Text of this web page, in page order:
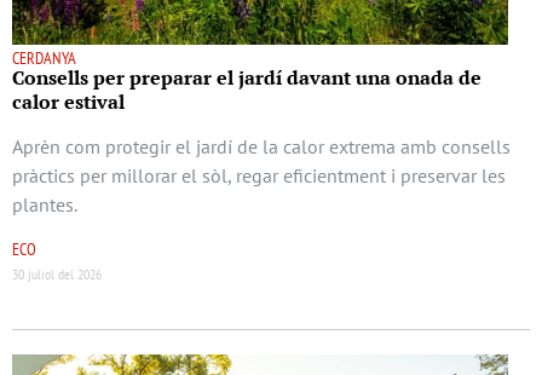
CERDANYA
Consells per preparar el jardí davant una onada de
calor estival
Aprèn com protegir el jardí de la calor extrema amb consells
pràctics per millorar el sòl, regar eficientment i preservar les
plantes.
ECO
30 juliol del 2026